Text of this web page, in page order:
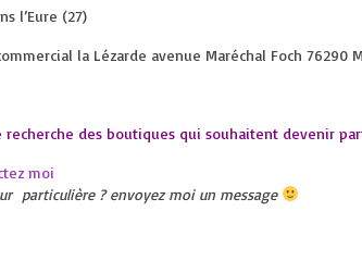
l’Eure (27)
la Lézarde avenue Maréchal Foch
des boutiques qui souhaitent devenir
moi
particulière ? envoyez moi un message